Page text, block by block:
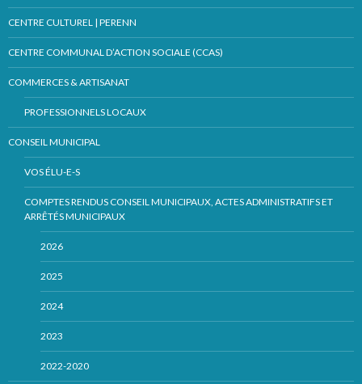
CENTRE CULTUREL | PERENN
CENTRE COMMUNAL D’ACTION SOCIALE (CCAS)
COMMERCES & ARTISANAT
PROFESSIONNELS LOCAUX
CONSEIL MUNICIPAL
VOS ÉLU-E-S
COMPTES RENDUS CONSEIL MUNICIPAUX, ACTES ADMINISTRATIFS ET
ARRÊTÉS MUNICIPAUX
2026
2025
2024
2023
2022-2020